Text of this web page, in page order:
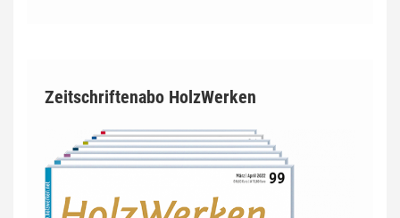
Zeitschriftenabo HolzWerken